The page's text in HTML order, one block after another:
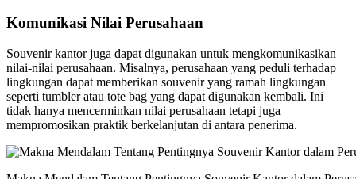
Komunikasi Nilai Perusahaan
Souvenir kantor juga dapat digunakan untuk mengkomunikasikan
nilai-nilai perusahaan. Misalnya, perusahaan yang peduli terhadap
lingkungan dapat memberikan souvenir yang ramah lingkungan
seperti tumbler atau tote bag yang dapat digunakan kembali. Ini
tidak hanya mencerminkan nilai perusahaan tetapi juga
mempromosikan praktik berkelanjutan di antara penerima.